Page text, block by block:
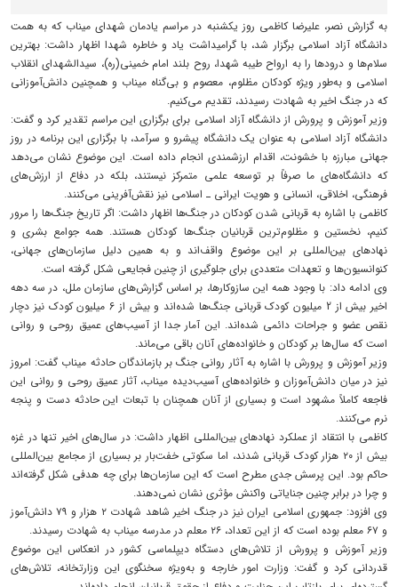
به گزارش نصر، علیرضا کاظمی روز یکشنبه در مراسم یادمان شهدای میناب که به همت
دانشگاه آزاد اسلامی برگزار شد، با گرامیداشت یاد و خاطره شهدا اظهار داشت: بهترین
سلام‌ها و درودها را به ارواح طیبه شهدا، روح بلند امام خمینی(ره)، سیدالشهدای انقلاب
اسلامی و به‌طور ویژه کودکان مظلوم، معصوم و بی‌گناه میناب و همچنین دانش‌آموزانی
که در جنگ اخیر به شهادت رسیدند، تقدیم می‌کنیم.
وزیر آموزش و پرورش از دانشگاه آزاد اسلامی برای برگزاری این مراسم تقدیر کرد و گفت:
دانشگاه آزاد اسلامی به عنوان یک دانشگاه پیشرو و سرآمد، با برگزاری این برنامه در روز
جهانی مبارزه با خشونت، اقدام ارزشمندی انجام داده است. این موضوع نشان می‌دهد
که دانشگاه‌های ما صرفاً بر توسعه علمی متمرکز نیستند، بلکه در دفاع از ارزش‌های
فرهنگی، اخلاقی، انسانی و هویت ایرانی ـ اسلامی نیز نقش‌آفرینی می‌کنند.
کاظمی با اشاره به قربانی شدن کودکان در جنگ‌ها اظهار داشت: اگر تاریخ جنگ‌ها را مرور
کنیم، نخستین و مظلوم‌ترین قربانیان جنگ‌ها کودکان هستند. همه جوامع بشری و
نهادهای بین‌المللی بر این موضوع واقف‌اند و به همین دلیل سازمان‌های جهانی،
کنوانسیون‌ها و تعهدات متعددی برای جلوگیری از چنین فجایعی شکل گرفته است.
وی ادامه داد: با وجود همه این سازوکارها، بر اساس گزارش‌های سازمان ملل، در سه دهه
اخیر بیش از 2 میلیون کودک قربانی جنگ‌ها شده‌اند و بیش از 6 میلیون کودک نیز دچار
نقص عضو و جراحات دائمی شده‌اند. این آمار جدا از آسیب‌های عمیق روحی و روانی
است که سال‌ها بر کودکان و خانواده‌های آنان باقی می‌ماند.
وزیر آموزش و پرورش با اشاره به آثار روانی جنگ بر بازماندگان حادثه میناب گفت: امروز
نیز در میان دانش‌آموزان و خانواده‌های آسیب‌دیده میناب، آثار عمیق روحی و روانی این
فاجعه کاملاً مشهود است و بسیاری از آنان همچنان با تبعات این حادثه دست و پنجه
نرم می‌کنند.
کاظمی با انتقاد از عملکرد نهادهای بین‌المللی اظهار داشت: در سال‌های اخیر تنها در غزه
بیش از ۲۰ هزار کودک قربانی شدند، اما سکوتی خفت‌بار بر بسیاری از مجامع بین‌المللی
حاکم بود. این پرسش جدی مطرح است که این سازمان‌ها برای چه هدفی شکل گرفته‌اند
و چرا در برابر چنین جنایاتی واکنش مؤثری نشان نمی‌دهند.
وی افزود: جمهوری اسلامی ایران نیز در جنگ اخیر شاهد شهادت ۲ هزار و ۷۹ دانش‌آموز
و ۶۷ معلم بوده است که از این تعداد، ۲۶ معلم در مدرسه میناب به شهادت رسیدند.
وزیر آموزش و پرورش از تلاش‌های دستگاه دیپلماسی کشور در انعکاس این موضوع
قدردانی کرد و گفت: وزارت امور خارجه و به‌ویژه سخنگوی این وزارتخانه، تلاش‌های